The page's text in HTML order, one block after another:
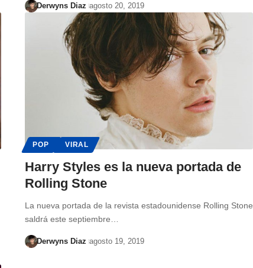
Derwyns Diaz agosto 20, 2019
POP VIRAL
Harry Styles es la nueva portada de
Rolling Stone
La nueva portada de la revista estadounidense Rolling Stone
saldrá este septiembre…
Derwyns Diaz agosto 19, 2019